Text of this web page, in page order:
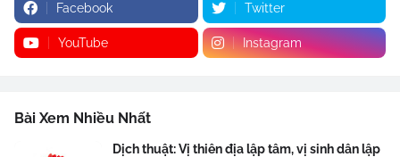
Facebook Twitter
YouTube Instagram
Bài Xem Nhiều Nhất
Dịch thuật: Vị thiên địa lập tâm, vị sinh dân lập